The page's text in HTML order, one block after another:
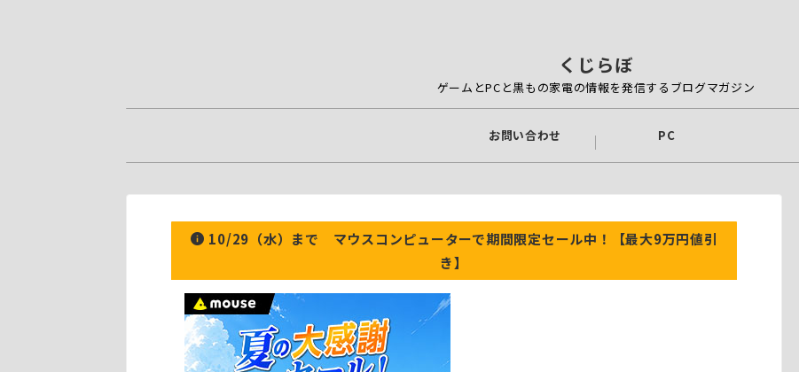
くじらぼ
ゲームとPCと黒もの家電の情報を発信するブログマガジン
お問い合わせ PC
10/29（水）まで マウスコンピューターで期間限定セール中！【最大9万円値引
き】